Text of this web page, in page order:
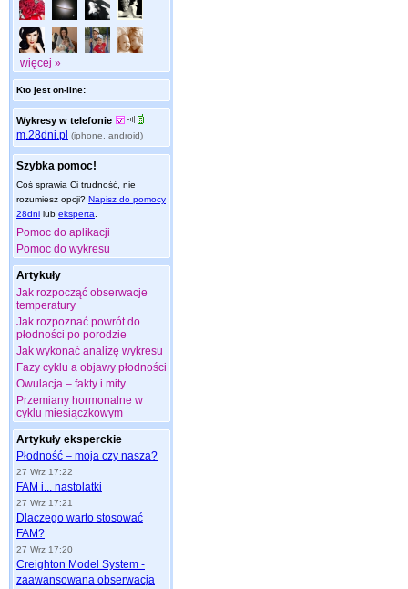
więcej »
Kto jest on-line:
Wykresy w telefonie
m.28dni.pl (iphone, android)
Szybka pomoc!
Coś sprawia Ci trudność, nie
rozumiesz opcji? Napisz do pomocy
28dni lub eksperta
Pomoc do aplikacji
Pomoc do wykresu
Artykuły
Jak rozpocząć obserwacje
temperatury
Jak rozpoznać powrót do
płodności po porodzie
Jak wykonać analizę wykresu
Fazy cyklu a objawy płodności
Owulacja – fakty i mity
Przemiany hormonalne w
cyklu miesiączkowym
Artykuły eksperckie
Płodność – moja czy nasza?
27 Wrz 17:22
FAM i... nastolatki
27 Wrz 17:21
Dlaczego warto stosować
FAM?
27 Wrz 17:20
Creighton Model System -
zaawansowana obserwacja